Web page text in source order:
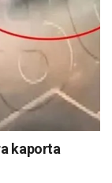
kaporta